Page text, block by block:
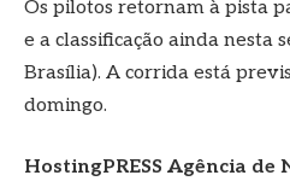
Os pilotos retornam à pista
e a classificação ainda nesta
Brasília). A corrida está
domingo.
HostingPRESS Agência de